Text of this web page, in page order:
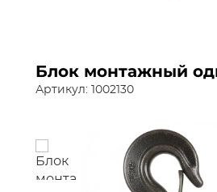
Блок монтажный
Артикул: 1002130